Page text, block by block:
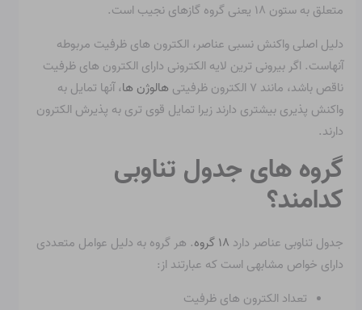
متعلق به ستون ۱۸ یعنی گروه گازهای نجیب است.
دلیل اصلی واکنش نسبی عناصر، الکترون های ظرفیت مربوطه
آنهاست. اگر بیرونی ترین لایه الکترونی دارای الکترون های ظرفیت
ناقص باشد، مانند ۷ الکترون ظرفیتی
هالوژن ها، آنها تمایل به
واکنش پذیری بیشتری دارند زیرا تمایل قوی تری به پذیرش الکترون
دارند.
گروه های جدول تناوبی
کدامند؟
جدول تناوبی عناصر دارد ۱۸ گروه
. هر گروه به دلیل عوامل متعددی
دارای خواص مشابهی است که عبارتند از:
تعداد الکترون های ظرفیت